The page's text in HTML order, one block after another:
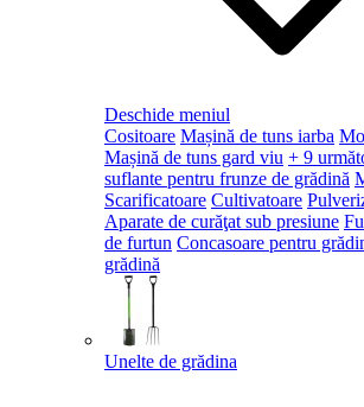
Deschide meniul
Cositoare Mașină de tuns iarba
Mașină de tuns gard viu + 9
suflante pentru frunze de grădină
Scarificatoare Cultivatoare
Aparate de curăţat sub presiune
de furtun Concasoare pentru
grădină
Unelte de grădina